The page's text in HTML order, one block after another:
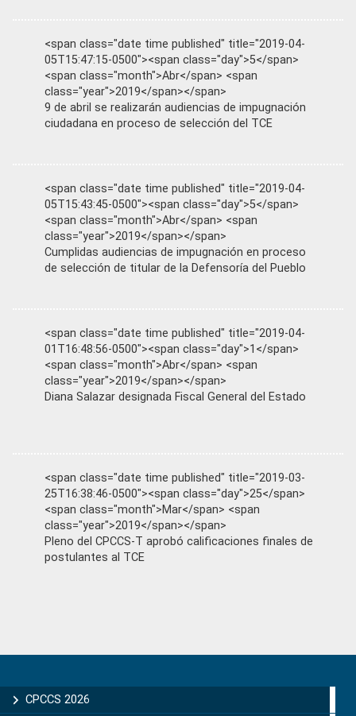
<span class="date time published" title="2019-04-
05T15:47:15-0500"><span class="day">5</span>
<span class="month">Abr</span> <span
class="year">2019</span></span>
9 de abril se realizarán audiencias de impugnación
ciudadana en proceso de selección del TCE
<span class="date time published" title="2019-04-
05T15:43:45-0500"><span class="day">5</span>
<span class="month">Abr</span> <span
class="year">2019</span></span>
Cumplidas audiencias de impugnación en proceso
de selección de titular de la Defensoría del Pueblo
<span class="date time published" title="2019-04-
01T16:48:56-0500"><span class="day">1</span>
<span class="month">Abr</span> <span
class="year">2019</span></span>
Diana Salazar designada Fiscal General del Estado
<span class="date time published" title="2019-03-
25T16:38:46-0500"><span class="day">25</span>
<span class="month">Mar</span> <span
class="year">2019</span></span>
Pleno del CPCCS-T aprobó calificaciones finales de
postulantes al TCE
Sidebar
CPCCS 2026